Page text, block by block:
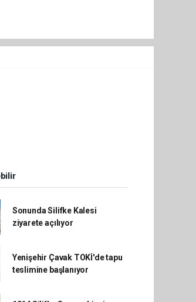
Sonunda Silifke Kalesi
ziyarete açılıyor
Yenişehir Çavak TOKİ'de tapu
teslimine başlanıyor